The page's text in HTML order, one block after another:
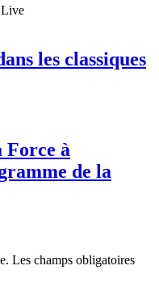
Live
les classiques
Force à
de la
Les champs obligatoires